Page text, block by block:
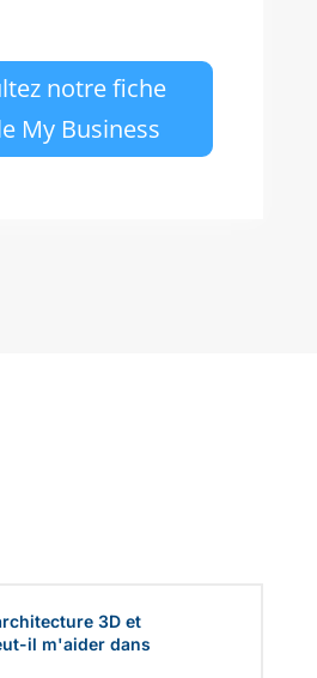
notre fiche
My Business
3D et
il m'aider dans